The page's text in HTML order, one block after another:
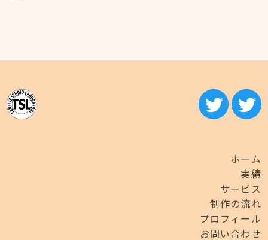
ホーム
実績
サービス
制作の流れ
プロフィール
お問い合わせ